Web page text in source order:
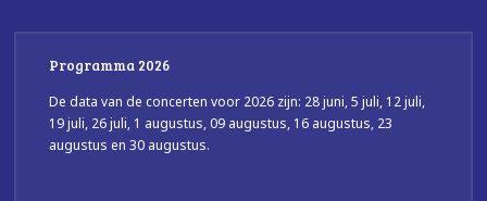
Programma 2026
De data van de concerten voor 2026 zijn: 28 juni, 5 juli, 12 juli,
19 juli, 26 juli, 1 augustus, 09 augustus, 16 augustus, 23
augustus en 30 augustus.